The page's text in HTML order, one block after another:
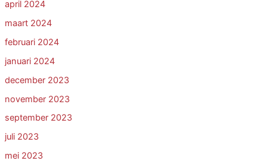
april 2024
maart 2024
februari 2024
januari 2024
december 2023
november 2023
september 2023
juli 2023
mei 2023